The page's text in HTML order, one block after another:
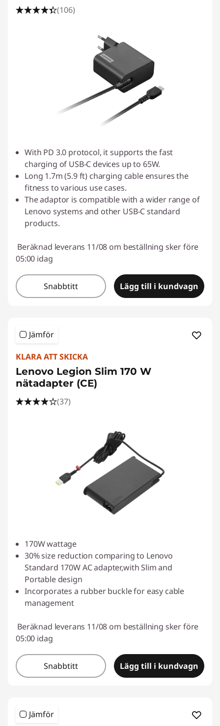
(106)
With PD 3.0 protocol, it supports the fast
charging of USB-C devices up to 65W.
Long 1.7m (5.9 ft) charging cable ensures the
fitness to various use cases.
The adaptor is compatible with a wider range of
Lenovo systems and other USB-C standard
products.
Beräknad leverans 11/08 om beställning sker före
05:00 idag
Snabbtitt Lägg till i kundvagn
Jämför
KLARA ATT SKICKA
Lenovo Legion Slim 170 W
nätadapter (CE)
(37)
170W wattage
30% size reduction comparing to Lenovo
Standard 170W AC adapter,with Slim and
Portable design
Incorporates a rubber buckle for easy cable
management
Beräknad leverans 11/08 om beställning sker före
05:00 idag
Snabbtitt Lägg till i kundvagn
Jämför